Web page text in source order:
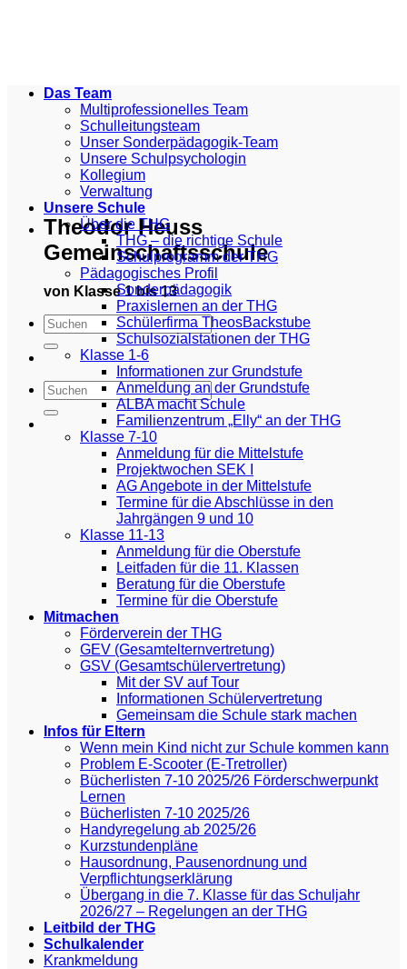
Theodor Heuss
Gemeinschaftsschule
von Klasse 1 bis 13
Das Team
Multiprofessionelles Team
Schulleitungsteam
Unser Sonderpädagogik-Team
Unsere Schulpsychologin
Kollegium
Verwaltung
Unsere Schule
Über die THG
THG – die richtige Schule
Schulprogramm der THG
Pädagogisches Profil
Sonderpädagogik
Praxislernen an der THG
Schülerfirma TheosBackstube
Schulsozialstationen der THG
Klasse 1-6
Informationen zur Grundstufe
Anmeldung an der Grundstufe
ALBA macht Schule
Familienzentrum „Elly“ an der THG
Klasse 7-10
Anmeldung für die Mittelstufe
Projektwochen SEK I
AG Angebote in der Mittelstufe
Termine für die Abschlüsse in den
Jahrgängen 9 und 10
Klasse 11-13
Anmeldung für die Oberstufe
Leitfaden für die 11. Klassen
Beratung für die Oberstufe
Termine für die Oberstufe
Mitmachen
Förderverein der THG
GEV (Gesamtelternvertretung)
GSV (Gesamtschülervertretung)
Mit der SV auf Tour
Informationen Schülervertretung
Gemeinsam die Schule stark machen
Infos für Eltern
Wenn mein Kind nicht zur Schule kommen kann
Problem E-Scooter (E-Tretroller)
Bücherlisten 7-10 2025/26 Förderschwerpunkt
Lernen
Bücherlisten 7-10 2025/26
Handyregelung ab 2025/26
Kurzstundenpläne
Hausordnung, Pausenordnung und
Verpflichtungserklärung
Übergang in die 7. Klasse für das Schuljahr
2026/27 – Regelungen an der THG
Leitbild der THG
Schulkalender
Krankmeldung